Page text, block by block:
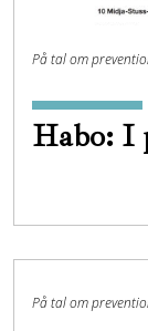
På tal om
Habo: I
På tal om